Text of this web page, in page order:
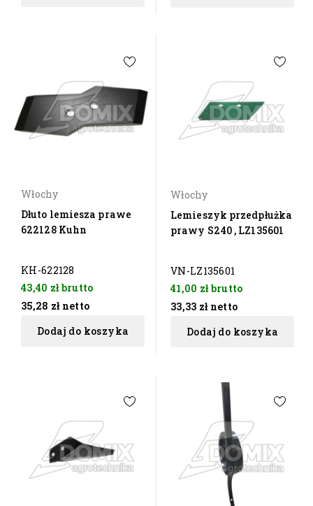
Włochy
Dłuto lemiesza prawe
622128 Kuhn
KH-622128
43,40 złbrutto
35,28 zł netto
Dodaj do koszyka
Włochy
Lemieszyk przedpłużka
prawy S240 , LZ135601
VN-LZ135601
41,00 złbrutto
33,33 zł netto
Dodaj do koszyka